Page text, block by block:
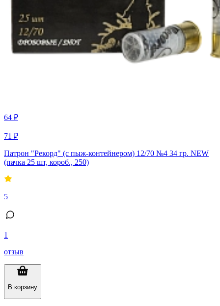
64 ₽
71 ₽
Патрон "Рекорд" (с пыж-контейнером) 12/70 №4 34 гр. NEW
(пачка 25 шт, короб., 250)
5
1
отзыв
В корзину